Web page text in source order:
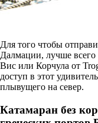
Для того чтобы
Далмации, лучше всего
Вис или Корчула от
доступ в этот
плывущего на север.
Катамаран без